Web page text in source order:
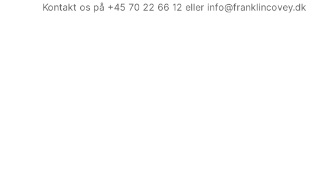
Kontakt os på +45 70 22 66 12 eller info@franklincovey.dk